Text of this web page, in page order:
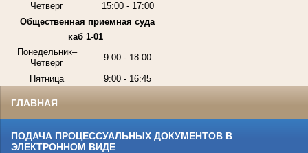
Четверг
15:00 - 17:00
Общественная приемная суда
каб 1-01
Понедельник–
Четверг
9:00 - 18:00
Пятница 9:00 - 16:45
ГЛАВНАЯ
ПОДАЧА ПРОЦЕССУАЛЬНЫХ ДОКУМЕНТОВ В
ЭЛЕКТРОННОМ ВИДЕ